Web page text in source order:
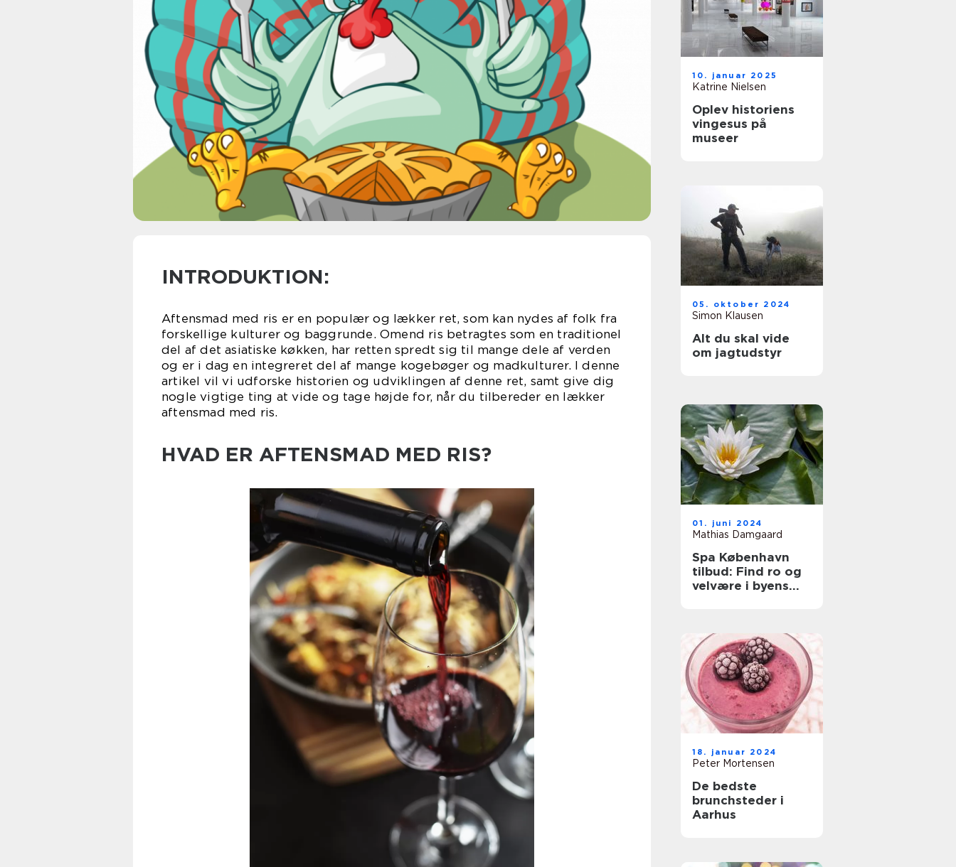
INTRODUKTION:
Aftensmad med ris er en populær og lækker ret, som kan nydes af folk fra
forskellige kulturer og baggrunde. Omend ris betragtes som en traditionel
del af det asiatiske køkken, har retten spredt sig til mange dele af verden
og er i dag en integreret del af mange kogebøger og madkulturer. I denne
artikel vil vi udforske historien og udviklingen af denne ret, samt give dig
nogle vigtige ting at vide og tage højde for, når du tilbereder en lækker
aftensmad med ris.
HVAD ER AFTENSMAD MED RIS?
10. januar 2025
Katrine Nielsen
Oplev historiens
vingesus på
museer
05. oktober 2024
Simon Klausen
Alt du skal vide
om jagtudstyr
01. juni 2024
Mathias Damgaard
Spa København
tilbud: Find ro og
velvære i byens
18. januar 2024
Peter Mortensen
De bedste
brunchsteder i
Aarhus